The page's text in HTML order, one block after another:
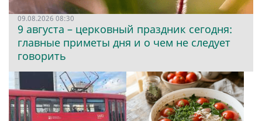
09.08.2026 08:30
9 августа – церковный праздник сегодня:
главные приметы дня и о чем не следует
говорить